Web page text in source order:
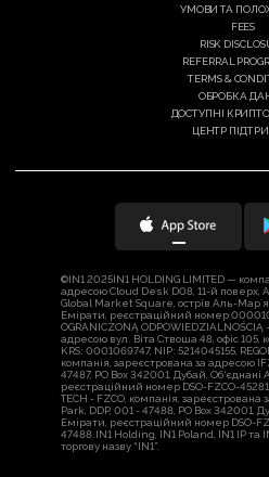
УМОВИ ТА
FEES
RISK
REFERRAL
TERMS &
ОБРОБКА
ДОСТУПНІ
ЦЕНТР
©IN1 2025IN1 HOLDING LIMITED —
адресою Cloud Desk D08, 11-й поверх,
Global Market Square, острів Аль-Марʼя,
Емірати, реєстраційний номер
OGRANICZONĄ
адресою вул. Віта Ствоша 48, офіс 105,
KRS: 0001069747, NIP: 5214045155,
компанія, зареєстрована за адресою
47487, PO Box 342001, Дубай, Об‘єднані
реєстраційний номер DSO-FZCO-
TECH - FZCO, компанія,
Park, DDP, 001 - 47488, PO Box 342001,
Емірати, реєстраційний номер DSO-
47488.IN1 Holding, IN1 Poland, IN1 IP та
торгову назву “IN1”.